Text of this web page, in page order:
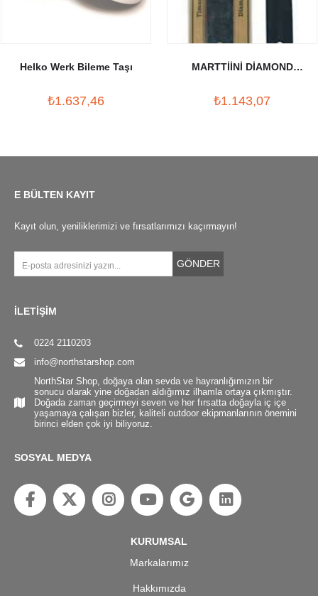
Helko Werk Bileme Taşı
₺1.637,46
MARTTİİNİ DİAMOND
₺1.143,07
E BÜLTEN KAYIT
Kayıt olun, yeniliklerimizi ve fırsatlarımızı kaçırmayın!
GÖNDER
İLETİŞİM
0224 2110203
info@northstarshop.com
NorthStar Shop, doğaya olan sevda ve hayranlığımızın bir
sonucu olarak yine doğadan aldığımız ilhamla ortaya çıkmıştır.
Doğada zaman geçirmeyi seven ve her fırsatta doğayla iç içe
yaşamaya çalışan bizler, kaliteli outdoor ekipmanlarının önemini
birinci elden çok iyi biliyoruz.
SOSYAL MEDYA
KURUMSAL
Markalarımız
Hakkımızda